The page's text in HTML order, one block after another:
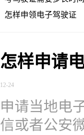
怎样申领电子驾驶证
怎样申请
12-24
申请当地电
信或者公安